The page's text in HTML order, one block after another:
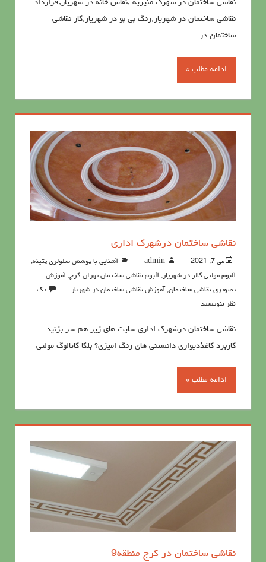
نقاشی ساختمان در شهرک منیریه ,نقاش خانه در شهریار,قرارداد
نقاشی ساختمان در شهریار,رنگ بی بو در شهریار,کار نقاشی
ساختمان در
ادامه مطلب »
نقاشی ساختمان درشهرک اداری
می 7, 2021 admin آشنايي با پوشش سلولزي پتينه,
آلبوم مولتی کالر در شهریار, آلبوم نقاشی ساختمان تهران-کرج, آموزش
تصویری نقاشی ساختمان, آموزش نقاشی ساختمان در شهریار
یک
نظر بنویسید
نقاشی ساختمان درشهرک اداری سایت های زیر هم سر بزنید
کاربرد کاغذدیواری دانستنی های رنگ امیزی؟ بلکا کاتالوگ مولتی
ادامه مطلب »
نقاشی ساختمان در کرج منطقه9